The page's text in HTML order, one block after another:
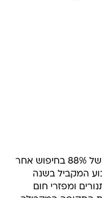
באתר זאפ מדווחים על עלייה של 88% בחיפוש אחר
המקביל בשנה
ומפזרי חום